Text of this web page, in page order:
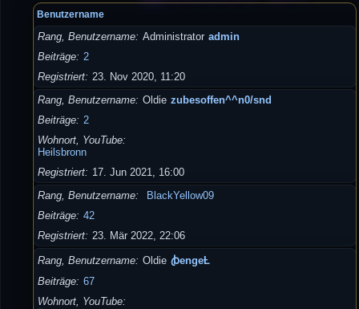
Benutzername
Rang, Benutzername Administrator admin
Beiträge 2
Registriert 23. Nov 2020, 11:20
Rang, Benutzername Oldie zubesoffen^^n0/snd
Beiträge 2
Wohnort, YouTube
Heilsbronn
Registriert
17. Jun 2021, 16:00
Rang, Benutzername
BlackYellow09
Beiträge 42
Registriert 23. Mär 2022, 22:06
Rang, Benutzername Oldie ꞗengeȽ
Beiträge 67
Wohnort, YouTube